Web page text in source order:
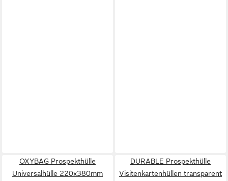
OXYBAG Prospekthülle
Universalhülle 220x380mm
DURABLE Prospekthülle
Visitenkartenhüllen transparent